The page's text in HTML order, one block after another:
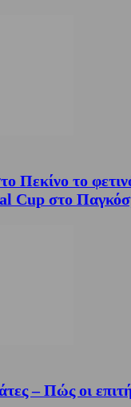
Πεκίνο το
Cup στο
– Πώς οι